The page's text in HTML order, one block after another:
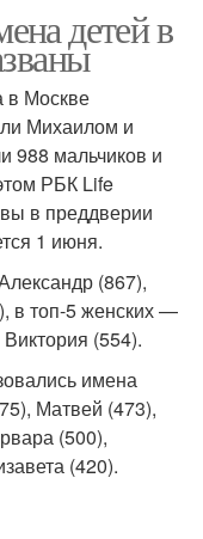
детей в
в Москве
Михаилом и
мальчиков и
РБК Life
в преддверии
1 июня.
(867),
в топ-5 женских —
(554).
имена
Матвей (473),
(500),
(420).